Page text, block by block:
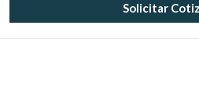
Solicitar